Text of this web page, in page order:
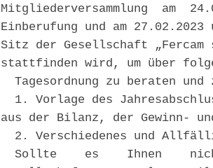
Mitgliederversammlung  am
Einberufung und am
Sitz der Gesellschaft
stattfinden wird, um über
Tagesordnung zu beraten
1. Vorlage des
aus der Bilanz, der Gewinn-
2. Verschiedenes und
Sollte    es    Ihnen